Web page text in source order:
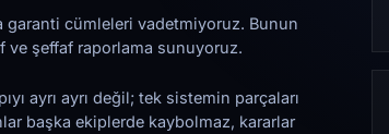
garanti cümleleri vadetmiyoruz. Bunun
ve şeffaf raporlama sunuyoruz.
ayrı ayrı değil; tek sistemin parçaları
başka ekiplerde kaybolmaz, kararlar